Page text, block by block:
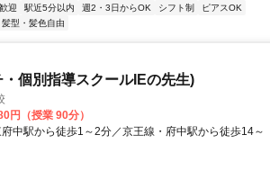
迎 駅近5分以内 週2・3日からOK シフト制
ピアスOK
髪型・髪色自由
個別指導スクールIEの先生)
円（授業 90分）
中駅から徒歩1～2分／京王線・府中駅から徒歩14～